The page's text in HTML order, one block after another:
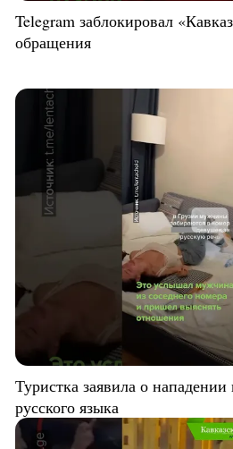
Telegram заблокировал
обращения
Туристка заявила о нападении
русского языка